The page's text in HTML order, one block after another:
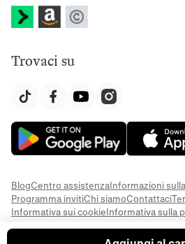
Trovaci su
BlogCentro assistenzaInformazioni
Programma invitiChi siamoContattaci
Informativa sui cookieInformativa sulla